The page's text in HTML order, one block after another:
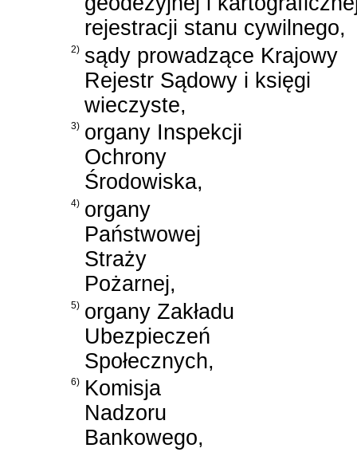
rejestracji stanu cywilnego,
2) sądy prowadzące Krajowy
Rejestr Sądowy i księgi
wieczyste,
3) organy Inspekcji
Ochrony
Środowiska,
4) organy
Państwowej
Straży
Pożarnej,
5) organy Zakładu
Ubezpieczeń
Społecznych,
6) Komisja
Nadzoru
Bankowego,